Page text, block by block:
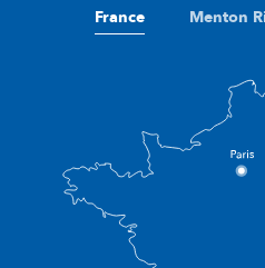
France Menton